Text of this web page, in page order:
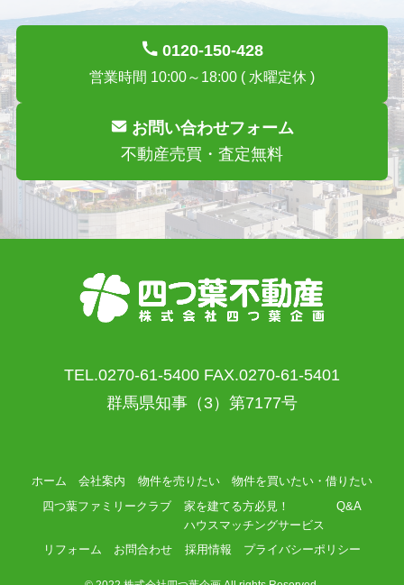
0120-150-428
営業時間 10:00～18:00 ( 水曜定休 )
お問い合わせフォーム
不動産売買・査定無料
TEL.0270-61-5400 FAX.0270-61-5401
群馬県知事（3）第7177号
ホーム 会社案内 物件を売りたい
物件を買いたい・借りたい
四つ葉ファミリークラブ
家を建てる方必見！
ハウスマッチングサービス
Q&A
リフォーム お問合わせ 採用情報 プライバシーポリシー